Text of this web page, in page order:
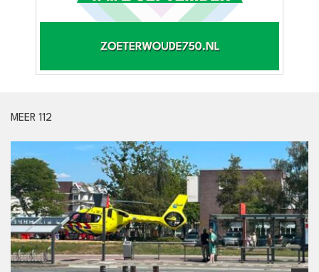
MEER 112